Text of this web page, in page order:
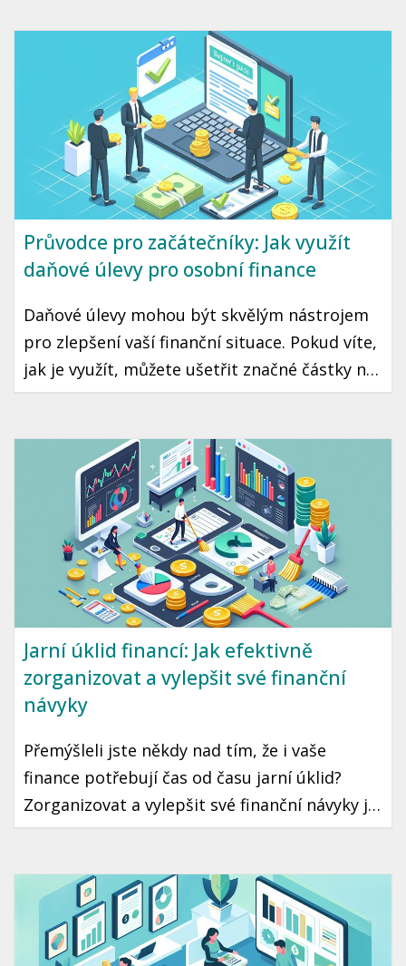
špatného načasování a přehřátí trhu. Tento
článek vás seznámí s tím, jak DCA funguje a
jak ho využít ve vaší vlastní investiční
strategii.
Průvodce pro začátečníky: Jak využít
daňové úlevy pro osobní finance
Daňové úlevy mohou být skvělým nástrojem
pro zlepšení vaší finanční situace. Pokud víte,
jak je využít, můžete ušetřit značné částky na
daních, což může znamenat více peněz ve vaší
můžete maximálně využít daňové úlevy v
České republice.
Jarní úklid financí: Jak efektivně
zorganizovat a vylepšit své finanční
návyky
Přemýšleli jste někdy nad tím, že i vaše
finance potřebují čas od času jarní úklid?
Zorganizovat a vylepšit své finanční návyky je
krok, který může vést k lepší finanční
jednoduše a prakticky.